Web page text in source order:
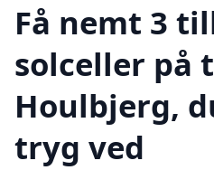
Få nemt 3
solceller på
Houlbjerg,
tryg ved